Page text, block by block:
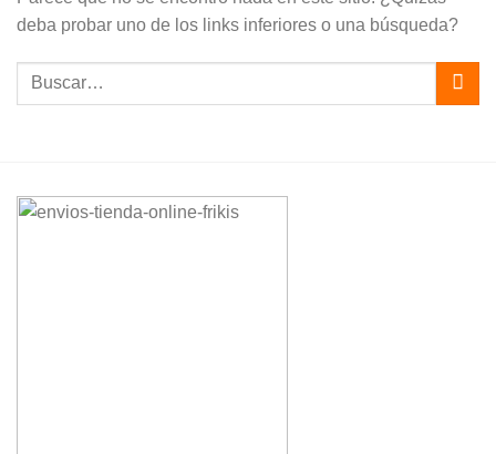
deba probar uno de los links inferiores o una búsqueda?